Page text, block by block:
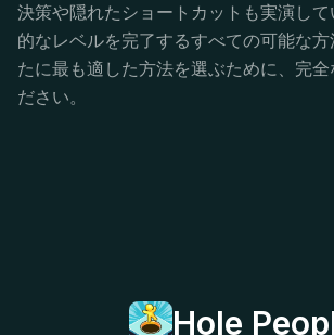
決策や隠れたショートカットも実演し
的なレベルを完了するすべての可能な
たに最も適した方法を選ぶために、完全
ださい。
Hole